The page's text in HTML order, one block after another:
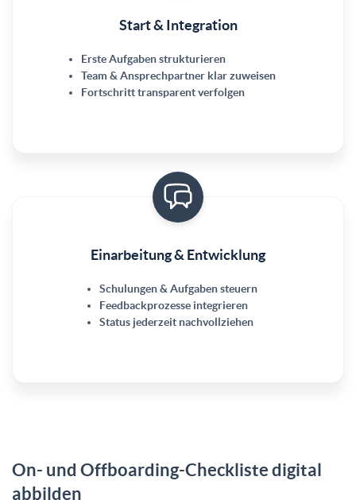
Start & Integration
Erste Aufgaben strukturieren
Team & Ansprechpartner klar zuweisen
Fortschritt transparent verfolgen
Einarbeitung & Entwicklung
Schulungen & Aufgaben steuern
Feedbackprozesse integrieren
Status jederzeit nachvollziehen
On- und Offboarding-Checkliste digital
abbilden